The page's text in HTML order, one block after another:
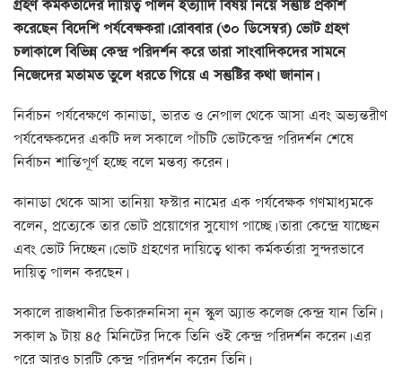
গ্রহণ কর্মকর্তাদের দায়িত্ব পালন ইত্যাদি বিষয় নিয়ে সন্তুষ্টি প্রকাশ
করেছেন বিদেশি পর্যবেক্ষকরা। রোববার (৩০ ডিসেম্বর) ভোট গ্রহণ
চলাকালে বিভিন্ন কেন্দ্র পরিদর্শন করে তারা সাংবাদিকদের সামনে
নিজেদের মতামত তুলে ধরতে গিয়ে এ সন্তুষ্টির কথা জানান।
নির্বাচন পর্যবেক্ষণে কানাডা, ভারত ও নেপাল থেকে আসা এবং অভ্যন্তরীণ
পর্যবেক্ষকদের একটি দল সকালে পাঁচটি ভোটকেন্দ্র পরিদর্শন শেষে
নির্বাচন শান্তিপূর্ণ হচ্ছে বলে মন্তব্য করেন।
কানাডা থেকে আসা তানিয়া ফস্টার নামের এক পর্যবেক্ষক গণমাধ্যমকে
বলেন, প্রত্যেকে তার ভোট প্রয়োগের সুযোগ পাচ্ছে। তারা কেন্দ্রে যাচ্ছেন
এবং ভোট দিচ্ছেন। ভোট গ্রহণের দায়িত্বে থাকা কর্মকর্তারা সুন্দরভাবে
দায়িত্ব পালন করছেন।
সকালে রাজধানীর ভিকারুননিসা নূন স্কুল অ্যান্ড কলেজ কেন্দ্র যান তিনি।
সকাল ৯ টায় ৪৫ মিনিটের দিকে তিনি ওই কেন্দ্র পরিদর্শন করেন। এর
পরে আরও চারটি কেন্দ্র পরিদর্শন করেন তিনি।